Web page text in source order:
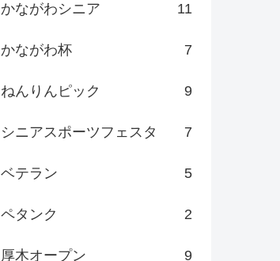
かながわシニア 11
かながわ杯 7
ねんりんピック 9
シニアスポーツフェスタ 7
ベテラン 5
ペタンク 2
厚木オープン 9